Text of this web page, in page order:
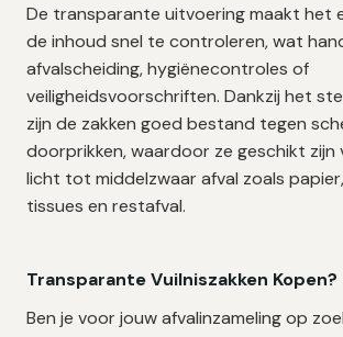
De transparante uitvoering maakt het
de inhoud snel te controleren, wat
afvalscheiding, hygiënecontroles of
veiligheidsvoorschriften. Dankzij het
zijn de zakken goed bestand tegen
doorprikken, waardoor ze geschikt zijn
licht tot middelzwaar afval zoals
tissues en restafval.
Transparante Vuilniszakken Kopen?
Ben je voor jouw afvalinzameling op